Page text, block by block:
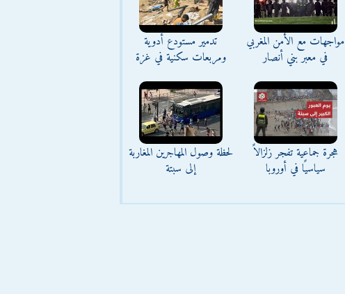
مواجهات مع الأمن المغربي
في معبر بني أنصار
تدمير مستودع أدوية
ومربعات سكنية في غزة
هجرة جماعية تفجر زلزالاً
سياسيًا في أوروبا
لحظة وصول المهاجرين المغاربة
إلى سبتة